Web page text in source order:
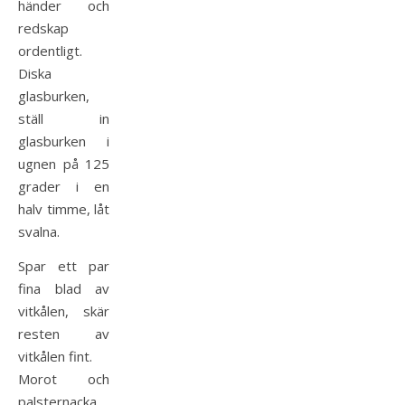
händer och
redskap
ordentligt.
Diska
glasburken,
ställ in
glasburken i
ugnen på 125
grader i en
halv timme, låt
svalna.
Spar ett par
fina blad av
vitkålen, skär
resten av
vitkålen fint.
Morot och